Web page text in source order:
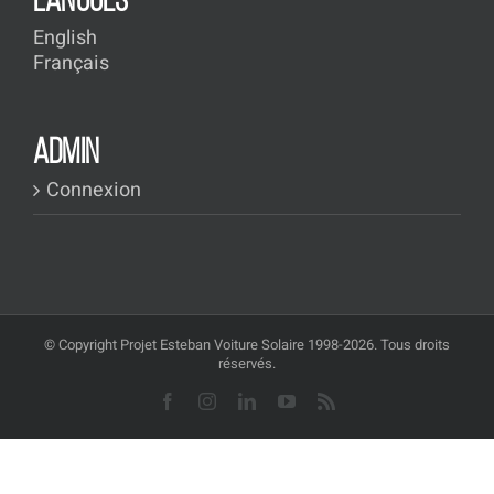
English
Français
ADMIN
Connexion
© Copyright Projet Esteban Voiture Solaire 1998-2026. Tous droits
réservés.
FacebookInstagramLinkedInYouTube